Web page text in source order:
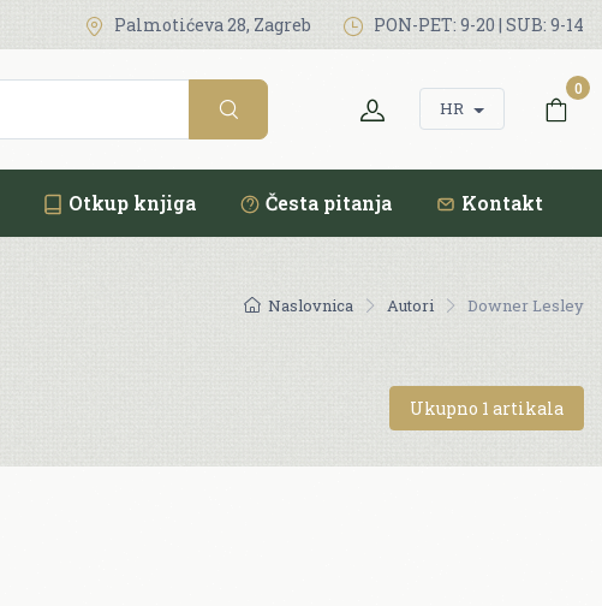
Palmotićeva 28, Zagreb PON-PET: 9-20 | SUB: 9-14
HR
0
Otkup knjiga Česta pitanja Kontakt
Naslovnica Autori Downer Lesley
Ukupno 1 artikala